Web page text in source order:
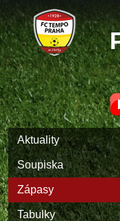
Aktuality
Soupiska
Zápasy
Tabulky